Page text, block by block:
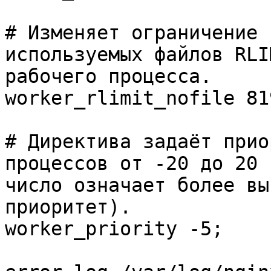
# Изменяет ограничение
используемых файлов
рабочего процесса.
worker_rlimit_nofile
# Директива задаёт
процессов от -20 до 20
число означает более
приоритет).
worker_priority -5;